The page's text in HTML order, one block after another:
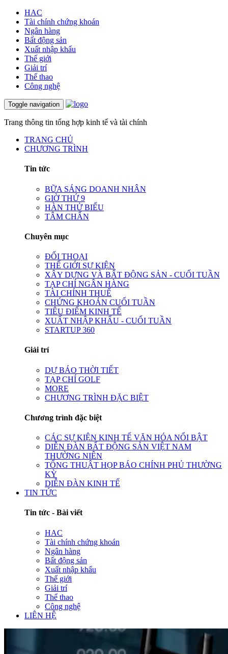
HAC
Tài chính chứng khoán
Ngân hàng
Bất động sản
Xuất nhập khẩu
Thế giới
Giải trí
Thể thao
Công nghệ
Toggle navigation
Trang thông tin tổng hợp kinh tế và tài chính
TRANG CHỦ
CHƯƠNG TRÌNH
Tin tức
BỮA SÁNG DOANH NHÂN
GIỜ THỨ 9
HÀN THỬ BIỂU
TÂM CHẤN
Chuyên mục
ĐỐI THOẠI
THẾ GIỚI SỰ KIỆN
XÂY DỰNG VÀ BẤT ĐỘNG SẢN - CUỐI TUẦN
TẠP CHÍ NGÂN HÀNG
TÀI CHÍNH THUẾ
CHỨNG KHOÁN CUỐI TUẦN
TIÊU ĐIỂM KINH TẾ
XUẤT NHẬP KHẨU - CUỐI TUẦN
STARTUP 360
Giải trí
DỰ BÁO THỜI TIẾT
TẠP CHÍ GOLF
MORE
CHƯƠNG TRÌNH ĐẶC BIỆT
Chương trình đặc biệt
CÁC SỰ KIỆN KINH TẾ VĂN HÓA NỔI BẬT
DIỄN ĐÀN BẤT ĐỘNG SẢN VIỆT NAM
THƯỜNG NIÊN
TỔNG THUẬT HỌP BÁO CHÍNH PHỦ THƯỜNG
KỲ
DIỄN ĐÀN KINH TẾ
TIN TỨC
Tin tức - Bài viết
HAC
Tài chính chứng khoán
Ngân hàng
Bất động sản
Xuất nhập khẩu
Thế giới
Giải trí
Thể thao
Công nghệ
LIÊN HỆ